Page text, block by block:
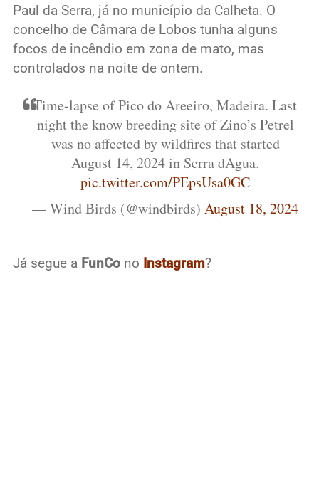
Paul da Serra, já no município da Calheta. O
concelho de Câmara de Lobos tunha alguns
focos de incêndio em zona de mato, mas
controlados na noite de ontem.
Time-lapse of Pico do Areeiro, Madeira. Last
night the know breeding site of Zino’s Petrel
was no affected by wildfires that started
August 14, 2024 in Serra dAgua.
pic.twitter.com/PEpsUsa0GC
— Wind Birds (@windbirds)August 18, 2024
Já segue a FunCono Instagram?